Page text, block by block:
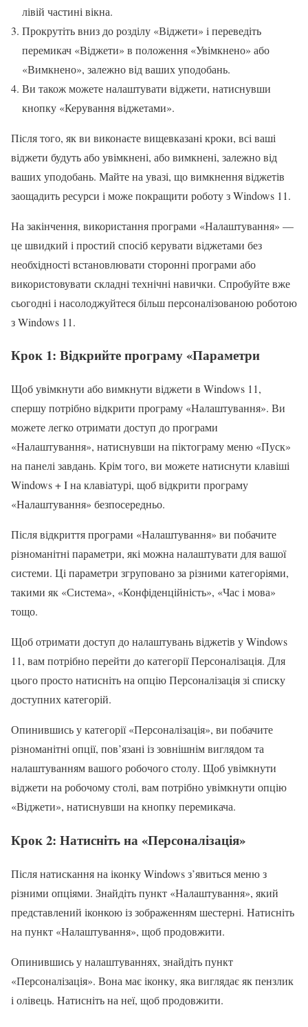
лівій частині вікна.
Прокрутіть вниз до розділу «Віджети» і переведіть
перемикач «Віджети» в положення «Увімкнено» або
«Вимкнено», залежно від ваших уподобань.
Ви також можете налаштувати віджети, натиснувши
кнопку «Керування віджетами».
Після того, як ви виконаєте вищевказані кроки, всі ваші
віджети будуть або увімкнені, або вимкнені, залежно від
ваших уподобань. Майте на увазі, що вимкнення віджетів
заощадить ресурси і може покращити роботу з Windows 11.
На закінчення, використання програми «Налаштування» —
це швидкий і простий спосіб керувати віджетами без
необхідності встановлювати сторонні програми або
використовувати складні технічні навички. Спробуйте вже
сьогодні і насолоджуйтеся більш персоналізованою роботою
з Windows 11.
Крок 1: Відкрийте програму «Параметри
Щоб увімкнути або вимкнути віджети в Windows 11,
спершу потрібно відкрити програму «Налаштування». Ви
можете легко отримати доступ до програми
«Налаштування», натиснувши на піктограму меню «Пуск»
на панелі завдань. Крім того, ви можете натиснути клавіші
Windows + I на клавіатурі, щоб відкрити програму
«Налаштування» безпосередньо.
Після відкриття програми «Налаштування» ви побачите
різноманітні параметри, які можна налаштувати для вашої
системи. Ці параметри згруповано за різними категоріями,
такими як «Система», «Конфіденційність», «Час і мова»
тощо.
Щоб отримати доступ до налаштувань віджетів у Windows
11, вам потрібно перейти до категорії Персоналізація. Для
цього просто натисніть на опцію Персоналізація зі списку
доступних категорій.
Опинившись у категорії «Персоналізація», ви побачите
різноманітні опції, пов’язані із зовнішнім виглядом та
налаштуванням вашого робочого столу. Щоб увімкнути
віджети на робочому столі, вам потрібно увімкнути опцію
«Віджети», натиснувши на кнопку перемикача.
Крок 2: Натисніть на «Персоналізація»
Після натискання на іконку Windows з’явиться меню з
різними опціями. Знайдіть пункт «Налаштування», який
представлений іконкою із зображенням шестерні. Натисніть
на пункт «Налаштування», щоб продовжити.
Опинившись у налаштуваннях, знайдіть пункт
«Персоналізація». Вона має іконку, яка виглядає як пензлик
і олівець. Натисніть на неї, щоб продовжити.